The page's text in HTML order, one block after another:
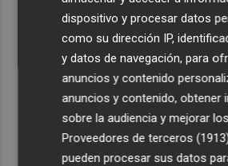
Foios se vuelca con Ferran Torres
Las '200 vidas' que llevaron a Paco
cima del cine: un documental
dispositivo y procesar datos
como su dirección IP,
y datos de navegación, para
anuncios y contenido
anuncios y contenido, obtener
sobre la audiencia y mejorar
Proveedores de terceros
pueden procesar sus datos